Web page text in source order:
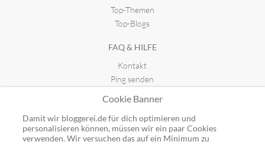
Top-Themen
Top-Blogs
FAQ & HILFE
Kontakt
Ping senden
GUTSCHEINE
Top-Gutscheine
Cookie Banner
Damit wir bloggerei.de für dich optimieren und
personalisieren können, müssen wir ein paar Cookies
verwenden. Wir versuchen das auf ein Minimum zu